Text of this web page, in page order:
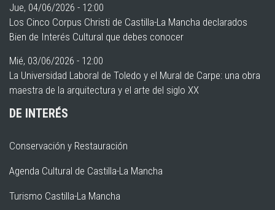
Jue, 04/06/2026 - 12:00
Los Cinco Corpus Christi de Castilla-La Mancha declarados
Bien de Interés Cultural que debes conocer
Mié, 03/06/2026 - 12:00
La Universidad Laboral de Toledo y el Mural de Carpe: una obra
maestra de la arquitectura y el arte del siglo XX
DE INTERÉS
Conservación y Restauración
Agenda Cultural de Castilla-La Mancha
Turismo Castilla-La Mancha